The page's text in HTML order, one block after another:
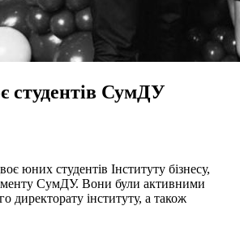
студентів СумДУ
юних студентів Інституту бізнесу,
СумДУ. Вони були активними
директорату інституту, а також